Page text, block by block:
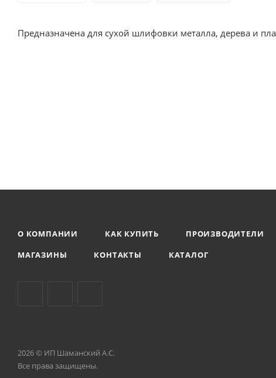
Предназначена для сухой шлифовки металла, дерева и
О КОМПАНИИ КАК КУПИТЬ
ПРОИЗВОДИТЕЛИ
МАГАЗИНЫ
КОНТАКТЫ КАТАЛОГ
2026 © ИП Шаманский А.С.
Все права защищены.